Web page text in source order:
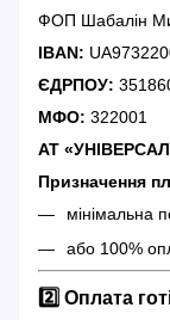
ФОП Шабалін
IBAN:
ЄДРПОУ:
МФО: 322001
АТ
Призначення
мінімальна
або 100%
2️⃣ Оплата